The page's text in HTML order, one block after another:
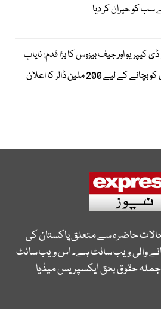
سب کو حیران کر دیا
ڈی کیپریو اور جیف بیزوس کا بڑا قدم: نایاب
کے لیے 200 ملین ڈالر کا اعلان
حاضرہ سے متعلق پاکستان کی
والی ویب سائٹ ہے۔ اس ویب سائٹ
جملہ حقوق بحق ایکسپریس میڈیا